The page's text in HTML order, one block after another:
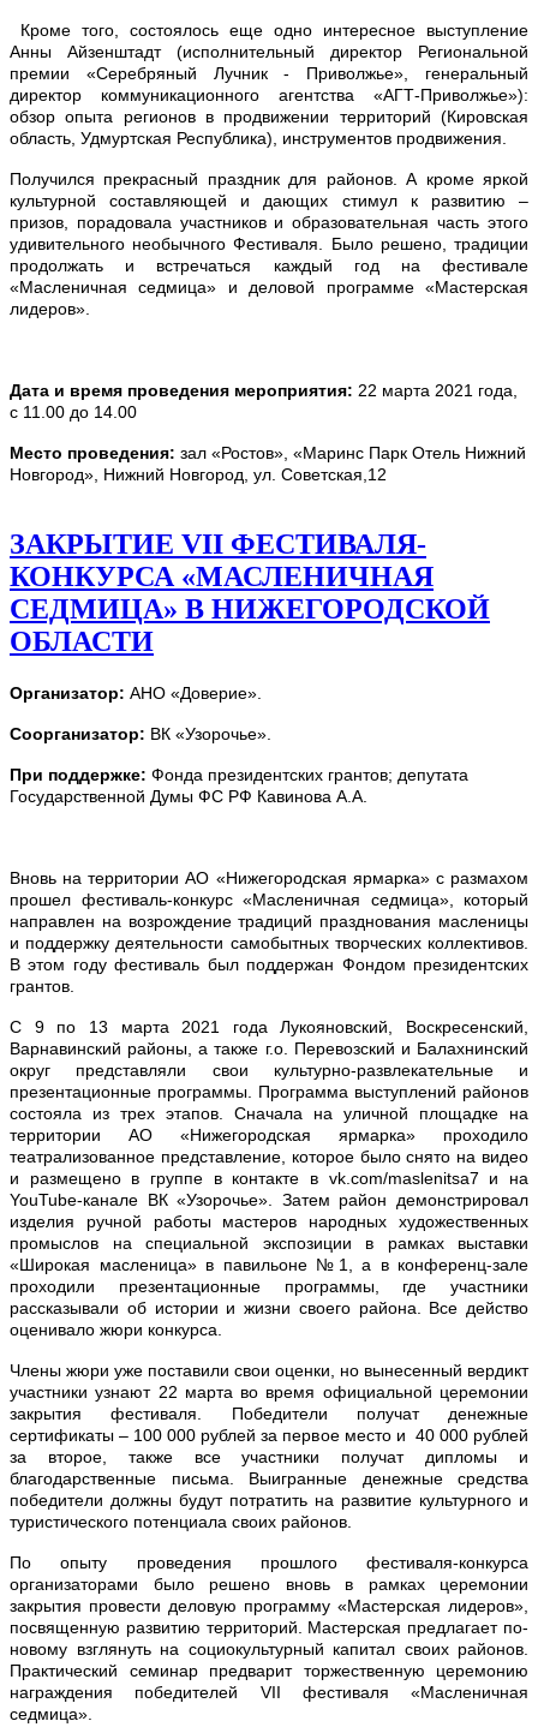
Кроме того, состоялось еще одно интересное выступление
Анны Айзенштадт (исполнительный директор Региональной
премии «Серебряный Лучник - Приволжье», генеральный
директор коммуникационного агентства «АГТ-Приволжье»):
обзор опыта регионов в продвижении территорий (Кировская
область, Удмуртская Республика), инструментов продвижения.
Получился прекрасный праздник для районов. А кроме яркой
культурной составляющей и дающих стимул к развитию –
призов, порадовала участников и образовательная часть этого
удивительного необычного Фестиваля. Было решено, традиции
продолжать и встречаться каждый год на фестивале
«Масленичная седмица» и деловой программе «Мастерская
лидеров».
Дата и время проведения мероприятия: 22 марта 2021 года,
с 11.00 до 14.00
Место проведения: зал «Ростов», «Маринс Парк Отель Нижний
Новгород», Нижний Новгород, ул. Советская,12
ЗАКРЫТИЕ VII ФЕСТИВАЛЯ-
КОНКУРСА «МАСЛЕНИЧНАЯ
СЕДМИЦА» В НИЖЕГОРОДСКОЙ
ОБЛАСТИ
Организатор: АНО «Доверие».
Соорганизатор: ВК «Узорочье».
При поддержке: Фонда президентских грантов; депутата
Государственной Думы ФС РФ Кавинова А.А.
Вновь на территории АО «Нижегородская ярмарка» с размахом
прошел фестиваль-конкурс «Масленичная седмица», который
направлен на возрождение традиций празднования масленицы
и поддержку деятельности самобытных творческих коллективов.
В этом году фестиваль был поддержан Фондом президентских
грантов.
С 9 по 13 марта 2021 года Лукояновский, Воскресенский,
Варнавинский районы, а также г.о. Перевозский и Балахнинский
округ представляли свои культурно-развлекательные и
презентационные программы. Программа выступлений районов
состояла из трех этапов. Сначала на уличной площадке на
территории АО «Нижегородская ярмарка» проходило
театрализованное представление, которое было снято на видео
и размещено в группе в контакте в vk.com/maslenitsa7 и на
YouTube-канале ВК «Узорочье». Затем район демонстрировал
изделия ручной работы мастеров народных художественных
промыслов на специальной экспозиции в рамках выставки
«Широкая масленица» в павильоне №1, а в конференц-зале
проходили презентационные программы, где участники
рассказывали об истории и жизни своего района. Все действо
оценивало жюри конкурса.
Члены жюри уже поставили свои оценки, но вынесенный вердикт
участники узнают 22 марта во время официальной церемонии
закрытия фестиваля. Победители получат денежные
сертификаты – 100 000 рублей за первое место и 40 000 рублей
за второе, также все участники получат дипломы и
благодарственные письма.
Выигранные денежные средства
победители должны будут потратить на развитие культурного и
туристического потенциала своих районов.
По опыту проведения прошлого фестиваля-конкурса
организаторами было решено вновь в рамках церемонии
закрытия провести деловую программу «Мастерская лидеров»,
посвященную развитию территорий. Мастерская предлагает по-
новому взглянуть на социокультурный капитал своих районов.
Практический семинар предварит торжественную церемонию
награждения победителей VII фестиваля «Масленичная
седмица».